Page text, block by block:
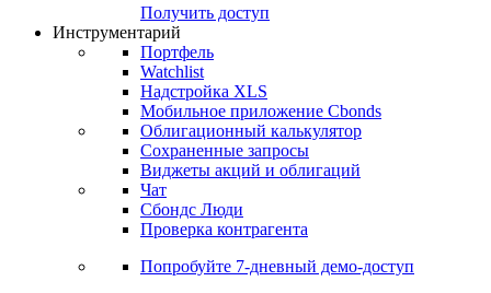
Попробуйте7-дневный
Откройте глобальную базу данных
Получить доступ
Инструментарий
Портфель
Watchlist
Надстройка XLS
Мобильное приложение Cbonds
Облигационный калькулятор
Сохраненные запросы
Чат